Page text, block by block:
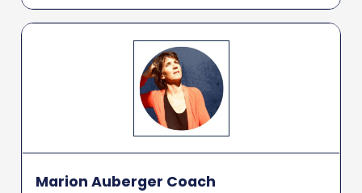
Marion Auberger Coach